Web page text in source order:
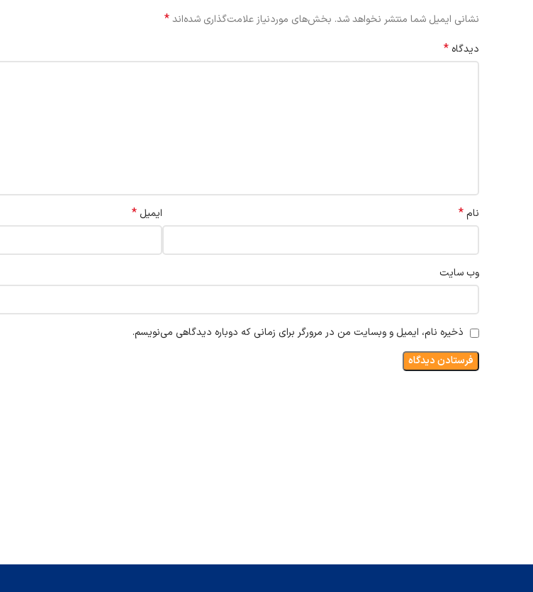
نشانی ایمیل شما منتشر نخواهد شد. بخش‌های موردنیاز علامت‌گذاری شده‌اند*
دیدگاه *
نام* ایمیل *
وب‌ سایت
ذخیره نام، ایمیل و وبسایت من در مرورگر برای زمانی که دوباره دیدگاهی می‌نویسم.